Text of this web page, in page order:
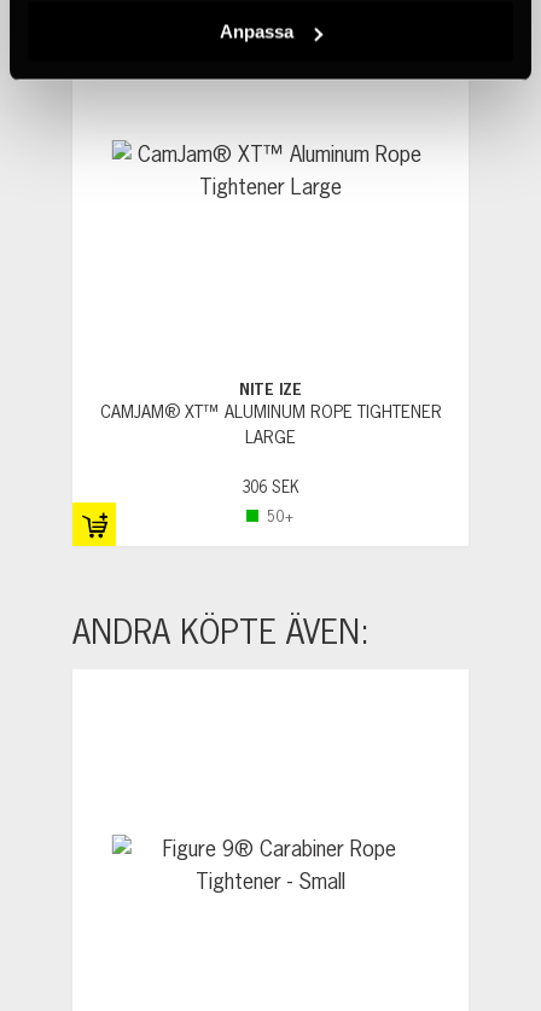
Anpassa
NITE IZE
CAMJAM® XT™ ALUMINUM ROPE TIGHTENER
LARGE
306 SEK
50+
ANDRA KÖPTE ÄVEN: